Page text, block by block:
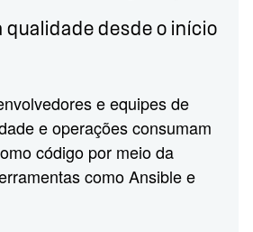
qualidade desde o início
e equipes de
e operações consumam
código por meio da
como Ansible e